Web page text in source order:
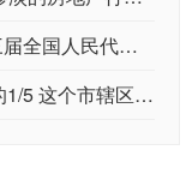
2021全国人大召开时间确定！第十三届全国人民代表大会第四次会议将于明年3月5日举行
坐在全国最牛的大街上 GDP占深圳的1/5 这个市辖区五年就破万亿？